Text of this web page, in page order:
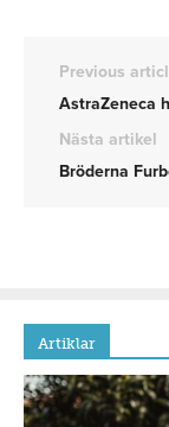
Previous
AstraZeneca
Nästa artikel
Bröderna
Artiklar